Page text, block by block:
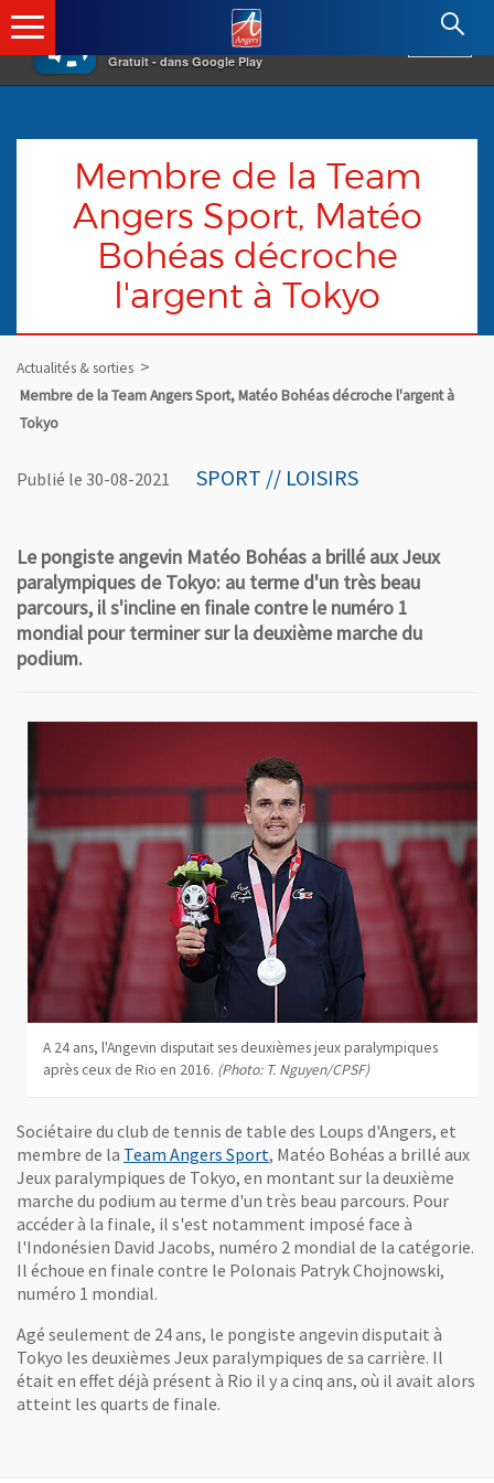
×
Gratuit - dans Google Play
Angers.fr : Retour à l'accueil
Membre de la Team
Angers Sport, Matéo
Bohéas décroche
l'argent à Tokyo
Actualités & sorties
Membre de la Team Angers Sport, Matéo Bohéas décroche l'argent à
Tokyo
Publié le 30-08-2021 SPORT // LOISIRS
Le pongiste angevin Matéo Bohéas a brillé aux Jeux
paralympiques de Tokyo: au terme d'un très beau
parcours, il s'incline en finale contre le numéro 1
mondial pour terminer sur la deuxième marche du
podium.
A 24 ans, l'Angevin disputait ses deuxièmes jeux paralympiques
après ceux de Rio en 2016. (Photo: T. Nguyen/CPSF)
Sociétaire du club de tennis de table des Loups d'Angers, et
membre de la Team Angers Sport, Matéo Bohéas a brillé aux
Jeux paralympiques de Tokyo, en montant sur la deuxième
marche du podium au terme d'un très beau parcours. Pour
accéder à la finale, il s'est notamment imposé face à
l'Indonésien David Jacobs, numéro 2 mondial de la catégorie.
Il échoue en finale contre le Polonais Patryk Chojnowski,
numéro 1 mondial.
Agé seulement de 24 ans, le pongiste angevin disputait à
Tokyo les deuxièmes Jeux paralympiques de sa carrière. Il
était en effet déjà présent à Rio il y a cinq ans, où il avait alors
atteint les quarts de finale.